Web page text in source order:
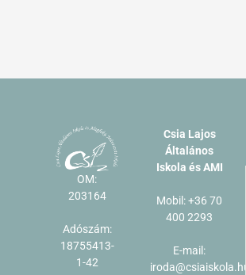
OM:
203164
Adószám:
18755413-
1-42
Csia Lajos
Általános
Iskola és AMI
Mobil: +36 70
400 2293
E-mail:
iroda@csiaiskola.hu